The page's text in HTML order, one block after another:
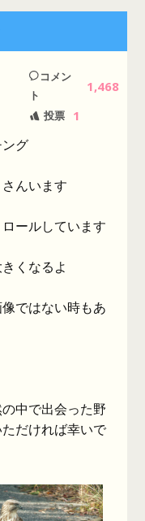
コメン
ト
1,468
投票 1
グ
んいます
ールしています
くなるよ
ではない時もあ
中で出会った野
だければ幸いで